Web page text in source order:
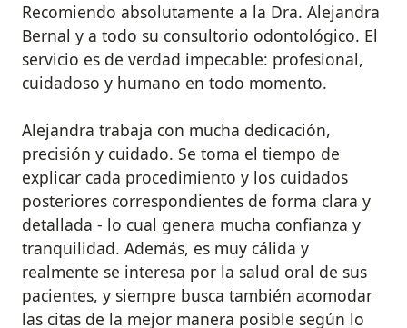
Recomiendo absolutamente a la Dra. Alejandra
Bernal y a todo su consultorio odontológico. El
servicio es de verdad impecable: profesional,
cuidadoso y humano en todo momento.
Alejandra trabaja con mucha dedicación,
precisión y cuidado. Se toma el tiempo de
explicar cada procedimiento y los cuidados
posteriores correspondientes de forma clara y
detallada - lo cual genera mucha confianza y
tranquilidad. Además, es muy cálida y
realmente se interesa por la salud oral de sus
pacientes, y siempre busca también acomodar
las citas de la mejor manera posible según lo